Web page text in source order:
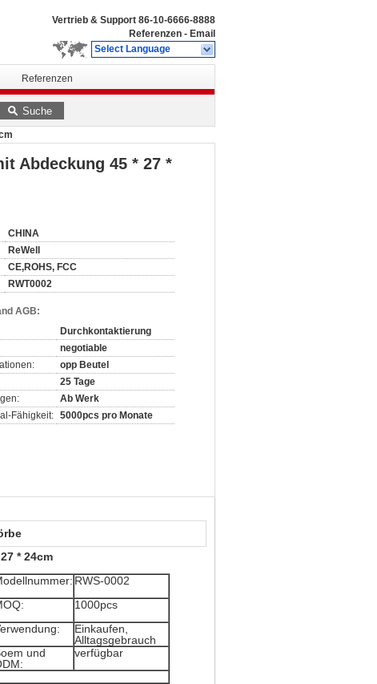
Vertrieb & Support 86-10-6666-8888
Referenzen - Email
Select Language
Referenzen
Suche
Abdeckung 45 * 27 *
CHINA
ReWell
CE,ROHS, FCC
RWT0002
AGB:
Durchkontaktierung
negotiable
opp Beutel
25 Tage
Ab Werk
Fähigkeit: 5000pcs pro Monate
* 24cm
RWS-0002
1000pcs
Einkaufen,
Alltagsgebrauch
und
verfügbar